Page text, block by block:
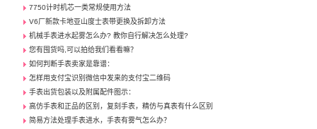
7750计时机芯一类常规使用方法
V6厂新款卡地亚山度士表带更换及拆卸方法
机械手表进水起雾怎么办? 教你自行解决怎么处理?
您有囤货吗,可以拍给我们看看嘛？
如何判断手表卖家是靠谱：
怎样用支付宝识别微信中发来的支付宝二维码
手表出货包装以及附属配件图示：
高仿手表和正品的区别，复刻手表，精仿与真表有什么区别
简易方法处理手表进水，手表有雾气怎么办？